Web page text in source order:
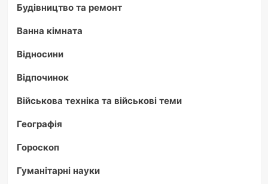
Будівництво та ремонт
Ванна кімната
Відносини
Відпочинок
Військова техніка та військові теми
Географія
Гороскоп
Гуманітарні науки